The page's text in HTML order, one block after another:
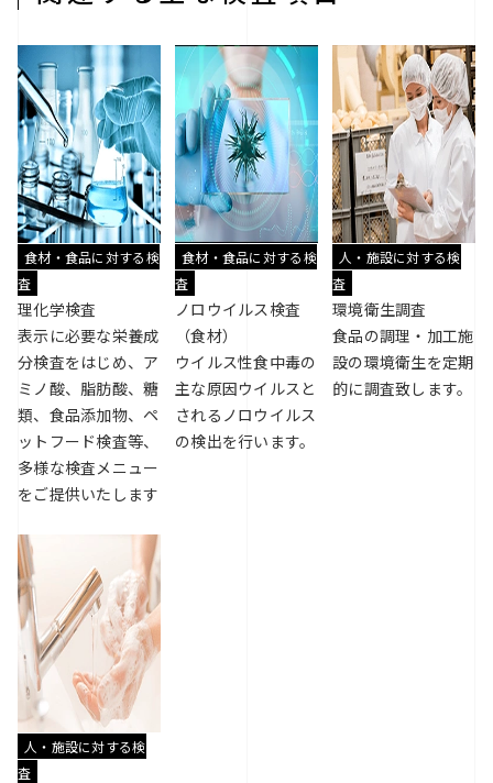
食材・食品に対する検
査
理化学検査
表示に必要な栄養成
分検査をはじめ、ア
ミノ酸、脂肪酸、糖
類、食品添加物、ペ
ットフード検査等、
多様な検査メニュー
をご提供いたします
食材・食品に対する検
査
ノロウイルス検査
（食材）
ウイルス性食中毒の
主な原因ウイルスと
されるノロウイルス
の検出を行います。
人・施設に対する検
査
環境衛生調査
食品の調理・加工施
設の環境衛生を定期
的に調査致します。
人・施設に対する検
査